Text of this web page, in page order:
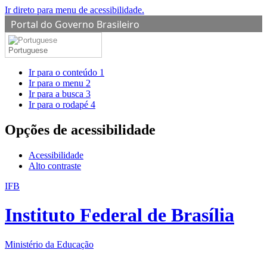
Ir direto para menu de acessibilidade.
Portal do Governo Brasileiro
Portuguese
Ir para o conteúdo 1
Ir para o menu 2
Ir para a busca 3
Ir para o rodapé 4
Opções de acessibilidade
Acessibilidade
Alto contraste
IFB
Instituto Federal de Brasília
Ministério da Educação